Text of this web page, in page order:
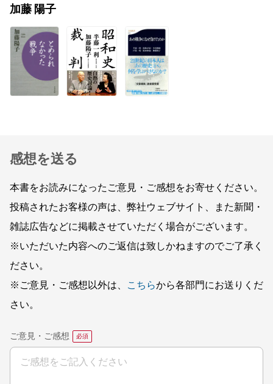
加藤 陽子
感想を送る
本書をお読みになったご意見・ご感想をお寄せください。
投稿されたお客様の声は、弊社ウェブサイト、また新聞・
雑誌広告などに掲載させていただく場合がございます。
※いただいた内容へのご返信は致しかねますのでご了承く
ださい。
※ご意見・ご感想以外は、
こちらから各部門にお送りくだ
さい。
ご意見・ご感想